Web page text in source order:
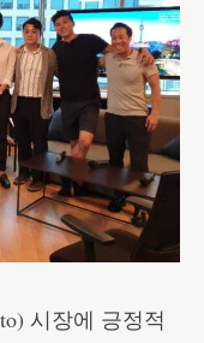
시장에 긍정적